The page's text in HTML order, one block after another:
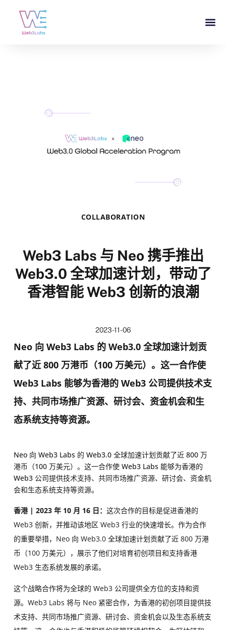
COLLABORATION
Web3 Labs 与 Neo 携手推出
Web3.0 全球加速计划，带动了
香港智能 Web3 创新的浪潮
2023-11-06
Neo 向 Web3 Labs 的 Web3.0 全球加速计划贡
献了近 800 万港币（100 万美元）。这一合作使
Web3 Labs 能够为香港的 Web3 公司提供技术支
持、共同市场推广资源、研讨会、资金机会和生
态系统支持等资源。
Neo 向 Web3 Labs 的 Web3.0 全球加速计划贡献了近 800 万
港币（100 万美元）。这一合作使 Web3 Labs 能够为香港的
Web3 公司提供技术支持、共同市场推广资源、研讨会、资金机
会和生态系统支持等资源。
香港 | 2023 年 10 月 16 日： 这次合作的目标是促进香港的
Web3 创新，并推动该地区 Web3 行业的快速增长。作为合作
的重要举措，Neo 向 Web3.0 全球加速计划贡献了近 800 万港
币（100 万美元），展示了他们对培育初创项目和支持香港
Web3 生态系统发展的承诺。
这个战略合作将为全球的 Web3 公司提供全方位的支持和资
源。Web3 Labs 将与 Neo 紧密合作，为香港的初创项目提供技
术支持、共同市场推广资源、研讨会、资金机会以及生态系统支